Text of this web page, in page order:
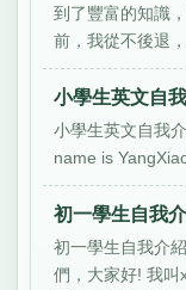
到了豐富的知識
前，我從不後退，
小學生英文自
小學生英文自我
name is
初一學生自我
初一學生自我介
們，大家好! 我叫